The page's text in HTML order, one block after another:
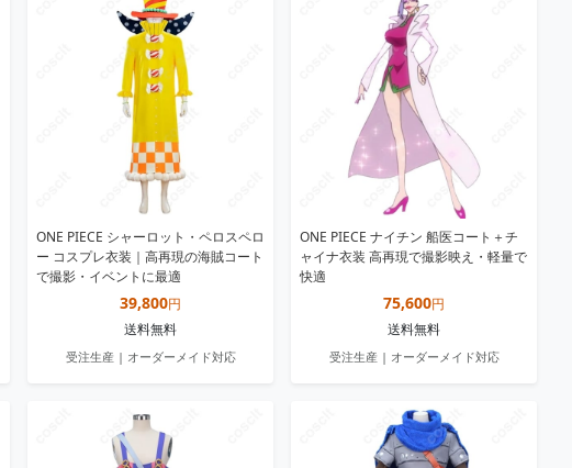
ONE PIECE シャーロット・ペロスペロ
ー コスプレ衣装｜高再現の海賊コート
で撮影・イベントに最適
39,800円
送料無料
受注生産 | オーダーメイド対応
ONE PIECE ナイチン 船医コート＋チ
ャイナ衣装 高再現で撮影映え・軽量で
快適
75,600円
送料無料
受注生産 | オーダーメイド対応